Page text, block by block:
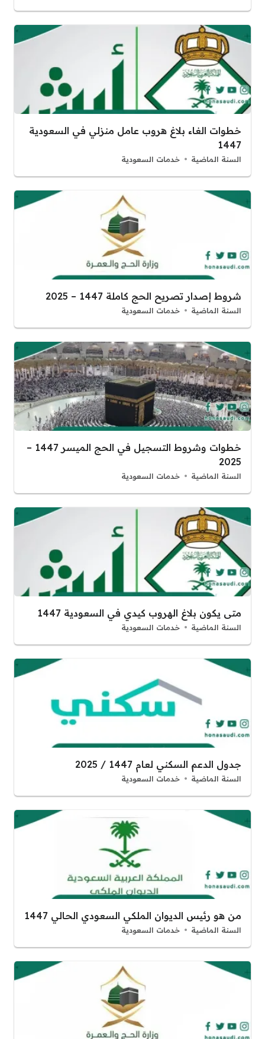
خطوات الغاء بلاغ هروب عامل منزلي في السعودية
1447
السنة الماضية خدمات السعودية
شروط إصدار تصريح الحج كاملة 1447 – 2025
السنة الماضية خدمات السعودية
خطوات وشروط التسجيل في الحج الميسر 1447 –
2025
السنة الماضية خدمات السعودية
متى يكون بلاغ الهروب كيدي في السعودية 1447
السنة الماضية خدمات السعودية
جدول الدعم السكني لعام 1447 / 2025
السنة الماضية خدمات السعودية
من هو رئيس الديوان الملكي السعودي الحالي 1447
السنة الماضية خدمات السعودية